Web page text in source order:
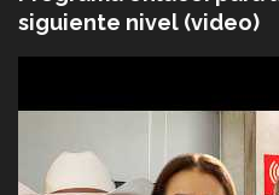
siguiente nivel (video)